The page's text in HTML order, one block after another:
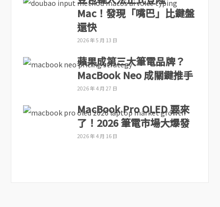
Mac！發現「嘴巴」比鍵盤
還快
2026 年 5 月 13 日
蘋果成第三大筆電品牌？
MacBook Neo 成關鍵推手
2026 年 4 月 27 日
MacBook Pro OLED 要來
了！2026 筆電市場大爆發
2026 年 4 月 16 日